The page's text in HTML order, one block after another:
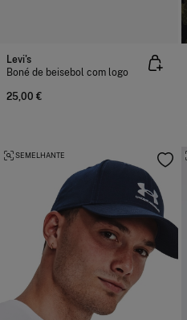
Levi's
Boné de beisebol com logo
25,00 €
SEMELHANTE